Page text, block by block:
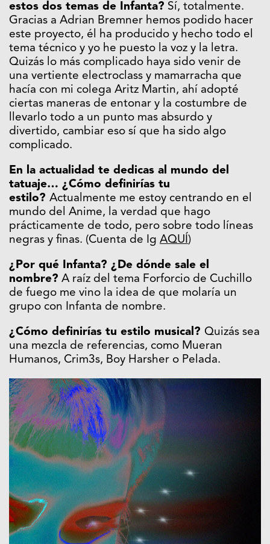
estos dos temas de Infanta? Sí, totalmente.
Gracias a Adrian Bremner hemos podido hacer
este proyecto, él ha producido y hecho todo el
tema técnico y yo he puesto la voz y la letra.
Quizás lo más complicado haya sido venir de
una vertiente electroclass y mamarracha que
hacía con mi colega Aritz Martin, ahí adopté
ciertas maneras de entonar y la costumbre de
llevarlo todo a un punto mas absurdo y
divertido, cambiar eso sí que ha sido algo
complicado.
En la actualidad te dedicas al mundo del
tatuaje… ¿Cómo definirías tu
estilo? Actualmente me estoy centrando en el
mundo del Anime, la verdad que hago
prácticamente de todo, pero sobre todo líneas
negras y finas. (Cuenta de Ig AQUÍ)
¿Por qué Infanta? ¿De dónde sale el
nombre? A raíz del tema Forforcio de Cuchillo
de fuego me vino la idea de que molaría un
grupo con Infanta de nombre.
¿Cómo definirías tu estilo musical? Quizás sea
una mezcla de referencias, como Mueran
Humanos, Crim3s, Boy Harsher o Pelada.